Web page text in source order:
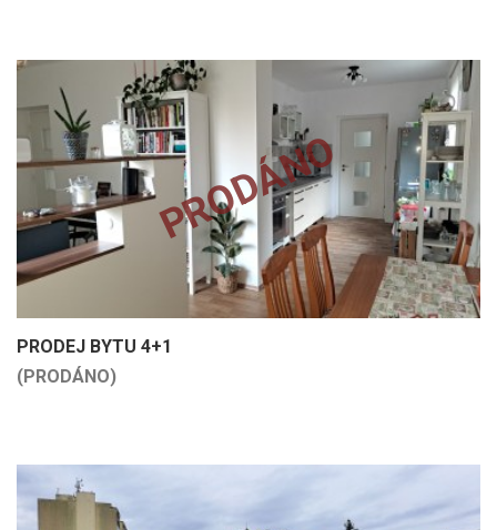
PRODÁNO
PRODEJ BYTU 4+1
(PRODÁNO)